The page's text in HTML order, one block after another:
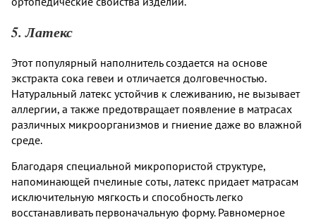
5. Латекс
Этот популярный наполнитель создается на основе
экстракта сока гевеи и отличается долговечностью.
Натуральный латекс устойчив к слеживанию, не вызывает
аллергии, а также предотвращает появление в матрасах
различных микроорганизмов и гниение даже во влажной
среде.
Благодаря специальной микропористой структуре,
напоминающей пчелиные соты, латекс придает матрасам
исключительную мягкость и способность легко
восстанавливать первоначальную форму. Равномерное